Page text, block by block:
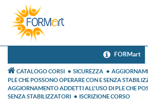
FORMart
CATALOGO CORSI SICUREZZA
PLE CHE POSSONO OPERARE CON E SENZA
AGGIORNAMENTO ADDETTI ALL'USO DI PLE CHE
SENZA STABILIZZATORI
ISCRIZIONE CORSO